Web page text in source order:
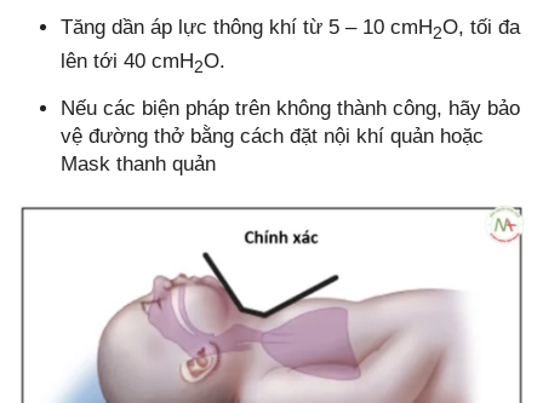
Tăng dần áp lực thông khí từ 5 – 10 cmH2O, tối đa
lên tới 40 cmH2O.
Nếu các biện pháp trên không thành công, hãy bảo
vệ đường thở bằng cách đặt nội khí quản hoặc
Mask thanh quản